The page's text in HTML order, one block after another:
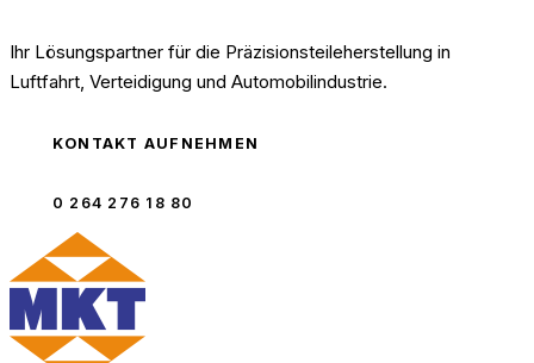
Ihr Lösungspartner für die Präzisionsteileherstellung in
Luftfahrt, Verteidigung und Automobilindustrie.
KONTAKT AUFNEHMEN
0 264 276 18 80